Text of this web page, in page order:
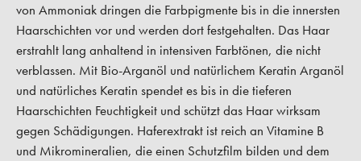
von Ammoniak dringen die Farbpigmente bis in die innersten
Haarschichten vor und werden dort festgehalten. Das Haar
erstrahlt lang anhaltend in intensiven Farbtönen, die nicht
verblassen. Mit Bio-Arganöl und natürlichem Keratin Arganöl
und natürliches Keratin spendet es bis in die tieferen
Haarschichten Feuchtigkeit und schützt das Haar wirksam
gegen Schädigungen. Haferextrakt ist reich an Vitamine B
und Mikromineralien, die einen Schutzfilm bilden und dem